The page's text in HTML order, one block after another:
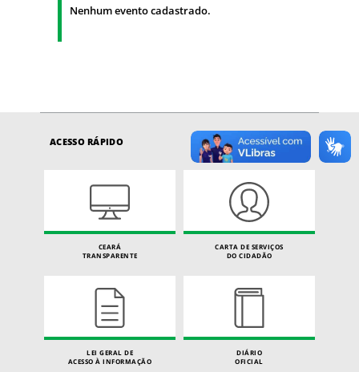
Nenhum evento cadastrado.
ACESSO RÁPIDO
CEARÁ
TRANSPARENTE
CARTA DE SERVIÇOS
DO CIDADÃO
LEI GERAL DE
ACESSO À INFORMAÇÃO
DIÁRIO
OFICIAL